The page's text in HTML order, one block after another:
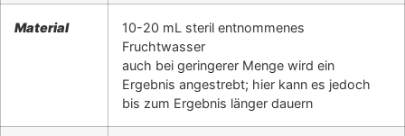
Material
10-20 mL steril entnommenes
Fruchtwasser
auch bei geringerer Menge wird ein
Ergebnis angestrebt; hier kann es jedoch
bis zum Ergebnis länger dauern